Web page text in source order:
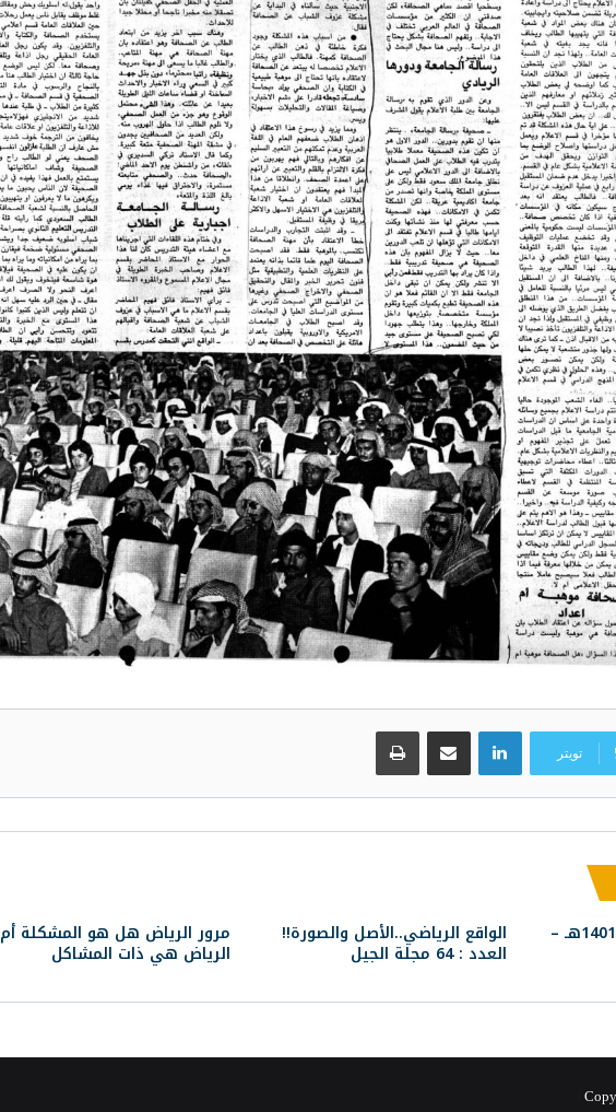
تويتر
لينكدإن مشاركة عبر البريد
الرجوع إلى الخلف 10\1\1401هـ – الواقع الرياضي..الأصل والصورة!!
العدد : 64 مجلة الجيل
مرور الرياض هل هو المشكلة أم
الرياض هي ذات المشاكل